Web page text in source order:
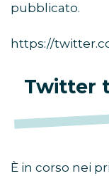
pubblicato.
https://
Twitter
È in corso nei